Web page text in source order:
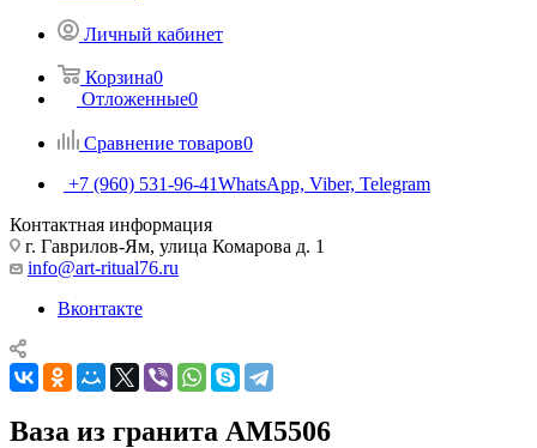
Личный кабинет
Корзина0
Отложенные0
Сравнение товаров0
+7 (960) 531-96-41WhatsApp, Viber, Telegram
Контактная информация
г. Гаврилов-Ям, улица Комарова д. 1
info@art-ritual76.ru
Вконтакте
Ваза из гранита AM5506